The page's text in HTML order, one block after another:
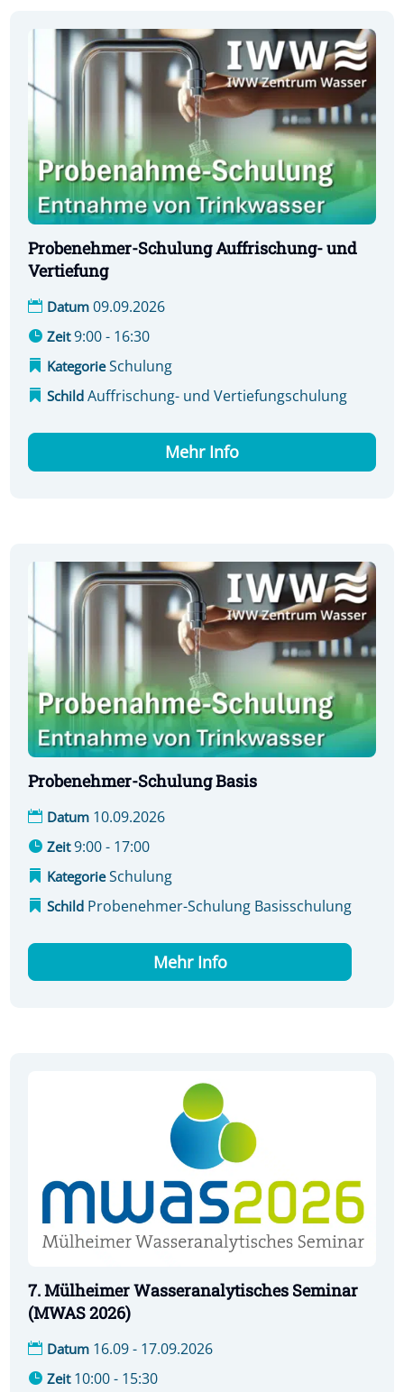
Probenehmer-Schulung Auffrischung- und
Vertiefung
Datum09.09.2026
Zeit9:00 - 16:30
KategorieSchulung
SchildAuffrischung- und Vertiefungschulung
Mehr Info
Probenehmer-Schulung Basis
Datum 10.09.2026
Zeit9:00 - 17:00
KategorieSchulung
Schild Probenehmer-Schulung Basisschulung
Mehr Info
7. Mülheimer Wasseranalytisches Seminar
(MWAS 2026)
Datum 16.09 - 17.09.2026
Zeit 10:00 - 15:30